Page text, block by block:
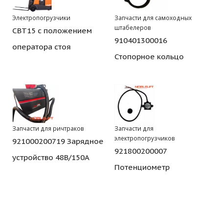
Электропогрузчики
CBT15 с положением
оператора стоя
Запчасти для самоходных
штабелеров
910401300016
Стопорное кольцо
Запчасти для ричтраков
921000200719 Зарядное
устройство 48В/150А
Запчасти для
электропогрузчиков
921800200007
Потенциометр